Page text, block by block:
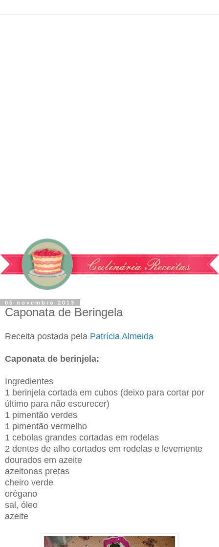
05 novembro 2013
Caponata de Beringela
Receita postada pela Patrícia Almeida
Caponata de berinjela:
Ingredientes
1 berinjela cortada em cubos (deixo para cortar por
último para não escurecer)
1 pimentão verdes
1 pimentão vermelho
1 cebolas grandes cortadas em rodelas
2 dentes de alho cortados em rodelas e levemente
dourados em azeite
azeitonas pretas
cheiro verde
orégano
sal, óleo
azeite